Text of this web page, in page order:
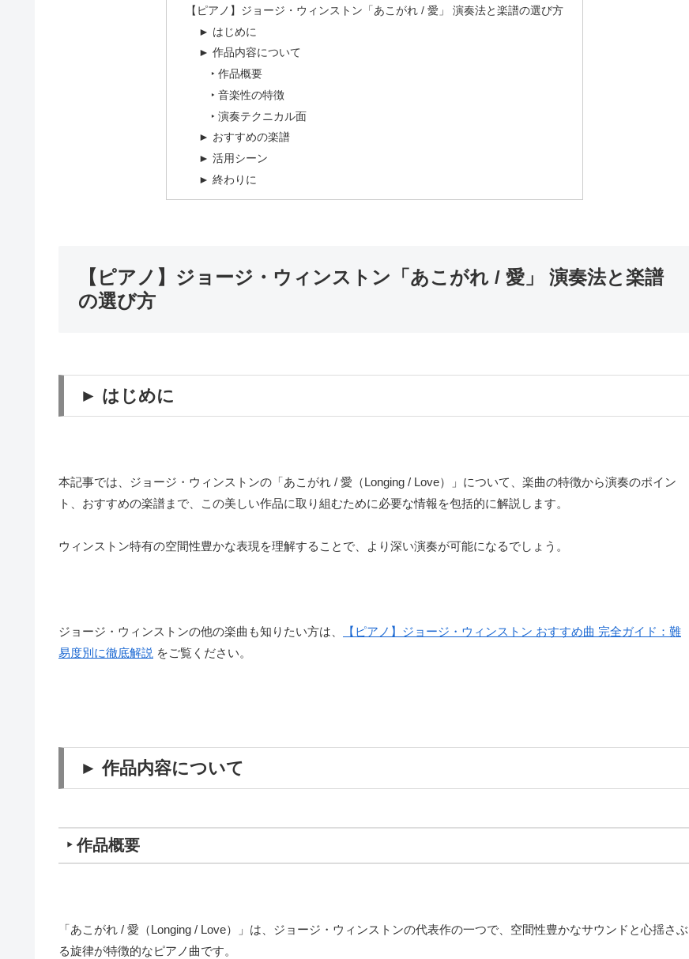
【ピアノ】ジョージ・ウィンストン「あこがれ / 愛」 演奏法と楽譜の選び方
► はじめに
► 作品内容について
‣ 作品概要
‣ 音楽性の特徴
‣ 演奏テクニカル面
► おすすめの楽譜
► 活用シーン
► 終わりに
【ピアノ】ジョージ・ウィンストン「あこがれ / 愛」 演奏法と楽譜
の選び方
► はじめに
本記事では、ジョージ・ウィンストンの「あこがれ / 愛（Longing / Love）」について、楽曲の特徴から演奏のポイン
ト、おすすめの楽譜まで、この美しい作品に取り組むために必要な情報を包括的に解説します。
ウィンストン特有の空間性豊かな表現を理解することで、より深い演奏が可能になるでしょう。
ジョージ・ウィンストンの他の楽曲も知りたい方は、
【ピアノ】ジョージ・ウィンストン おすすめ曲 完全ガイド：難
易度別に徹底解説 をご覧ください。
► 作品内容について
‣ 作品概要
「あこがれ / 愛（Longing / Love）」は、ジョージ・ウィンストンの代表作の一つで、空間性豊かなサウンドと心揺さぶ
る旋律が特徴的なピアノ曲です。